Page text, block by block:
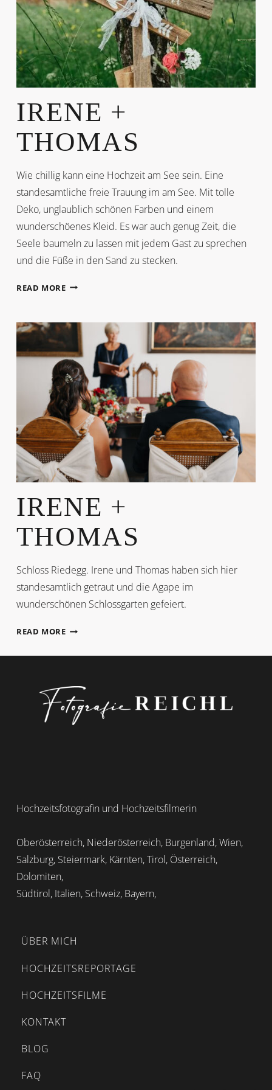
IRENE +
THOMAS
Wie chillig kann eine Hochzeit am See sein. Eine
standesamtliche freie Trauung im am See. Mit tolle
Deko, unglaublich schönen Farben und einem
wunderschöenes Kleid. Es war auch genug Zeit, die
Seele baumeln zu lassen mit jedem Gast zu sprechen
und die Füße in den Sand zu stecken.
READ MOREIRENE
IRENE +
THOMAS
Schloss Riedegg. Irene und Thomas haben sich hier
standesamtlich getraut und die Agape im
wunderschönen Schlossgarten gefeiert.
READ MOREIRENE
THOMAS
Hochzeitsfotografin und Hochzeitsfilmerin
Oberösterreich, Niederösterreich, Burgenland, Wien,
Salzburg, Steiermark, Kärnten, Tirol, Österreich,
Dolomiten,
Südtirol, Italien, Schweiz, Bayern,
ÜBER MICH
HOCHZEITSREPORTAGE
HOCHZEITSFILME
KONTAKT
BLOG
FAQ